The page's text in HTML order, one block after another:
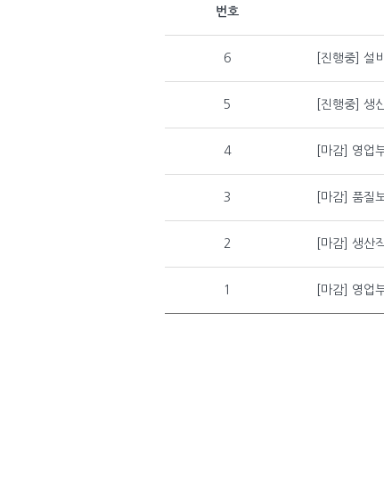
번호
6 [진행중] 설
5 [진행중] 생
4 [마감] 영업
3 [마감] 품질
2 [마감] 생산
1 [마감] 영업